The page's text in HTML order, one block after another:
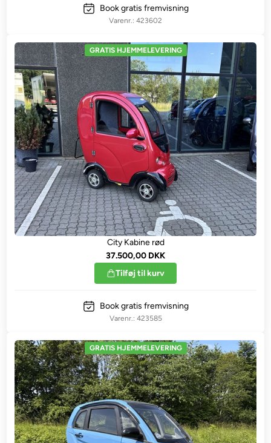
Book gratis fremvisning
423602
GRATIS HJEMMELEVERING
City Kabine rød
37.500,00 DKK
Tilføj til kurv
Book gratis fremvisning
423585
GRATIS HJEMMELEVERING